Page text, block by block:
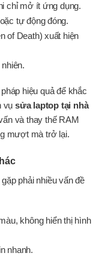
chỉ mở ít ứng dụng.
tự động đóng.
of Death) xuất hiện
hiệu quả để khắc
vụsửa laptop tại nhà
và thay thế RAM
mượt mà trở lại.
phải nhiều vấn đề
không hiển thị hình
nhanh.